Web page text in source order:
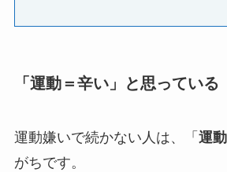
「運動＝辛い」と思っている
運動嫌いで続かない人は、「 運
がちです。